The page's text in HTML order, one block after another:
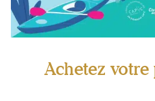
Achetez votre